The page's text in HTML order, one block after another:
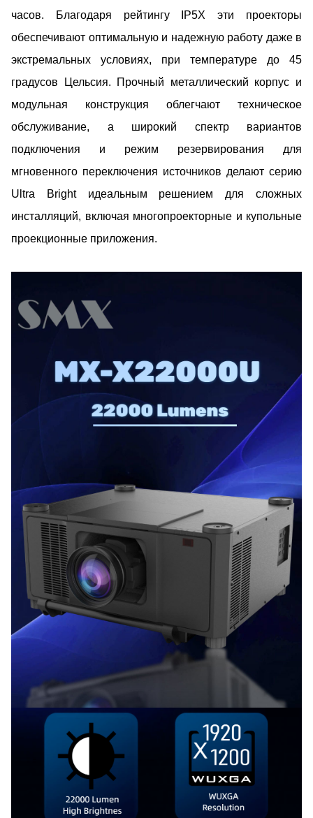
часов. Благодаря рейтингу IP5X эти проекторы
обеспечивают оптимальную и надежную работу даже в
экстремальных условиях, при температуре до 45
градусов Цельсия. Прочный металлический корпус и
модульная конструкция облегчают техническое
обслуживание, а широкий спектр вариантов
подключения и режим резервирования для
мгновенного переключения источников делают серию
Ultra Bright идеальным решением для сложных
инсталляций, включая многопроекторные и купольные
проекционные приложения.